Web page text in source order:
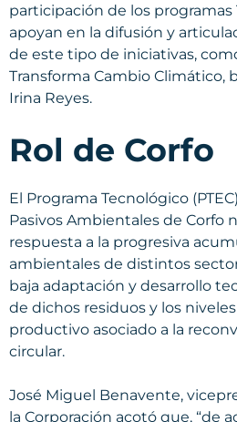
participación de los programas
apoyan en la difusión y
de este tipo de iniciativas,
Transforma Cambio Climático,
Irina Reyes.
Rol de Corfo
El Programa Tecnológico
Pasivos Ambientales de Corfo
respuesta a la progresiva
ambientales de distintos
baja adaptación y desarrollo
de dichos residuos y los
productivo asociado a la
circular.
José Miguel Benavente,
la Corporación acotó que, “de